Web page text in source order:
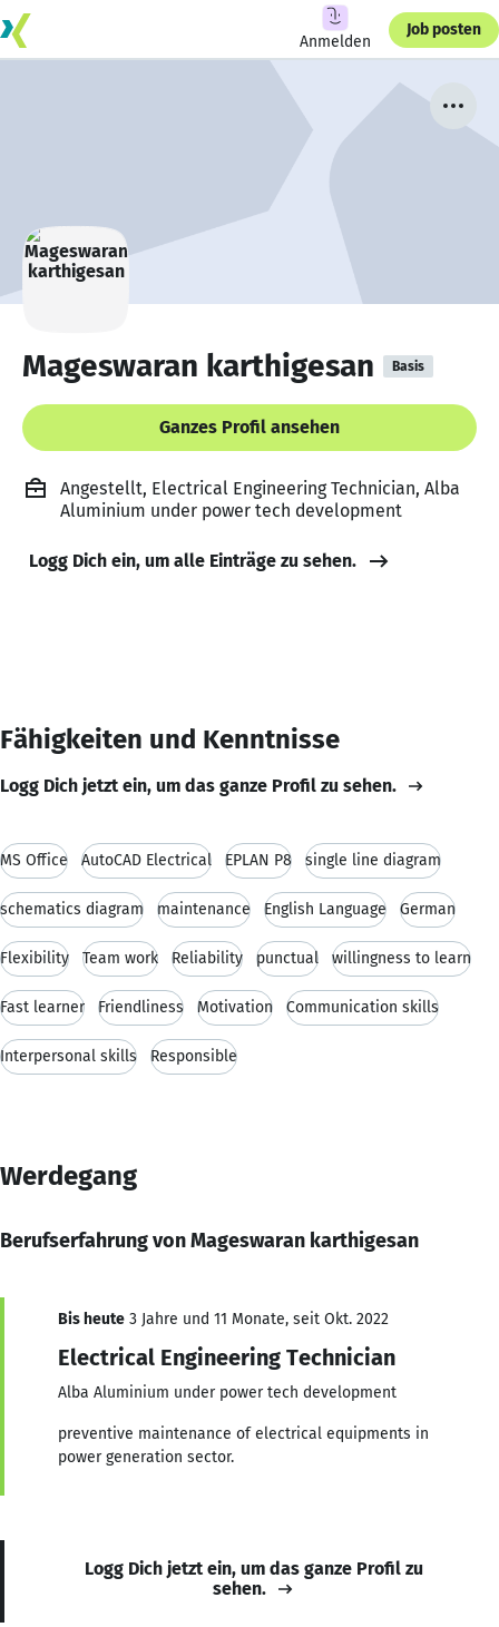
Anmelden
Job posten
Mageswaran karthigesan Basis
Ganzes Profil ansehen
Angestellt, Electrical Engineering Technician, Alba
Aluminium under power tech development
Logg Dich ein, um alle Einträge zu sehen.
Fähigkeiten und Kenntnisse
Logg Dich jetzt ein, um das ganze Profil zu sehen.
MS Office AutoCAD Electrical EPLAN P8 single line diagram
schematics diagram maintenance English Language German
Flexibility Team work Reliability punctual willingness to learn
Fast learner Friendliness Motivation Communication skills
Interpersonal skills Responsible
Werdegang
Berufserfahrung von Mageswaran karthigesan
Bis heute 3 Jahre und 11 Monate, seit Okt. 2022
Electrical Engineering Technician
Alba Aluminium under power tech development
preventive maintenance of electrical equipments in
power generation sector.
Logg Dich jetzt ein, um das ganze Profil zu
sehen.